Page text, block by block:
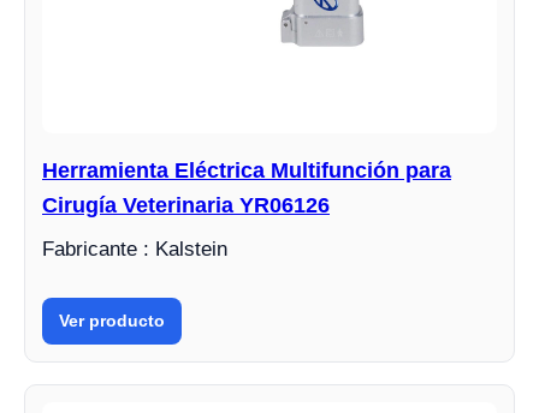
Herramienta Eléctrica Multifunción para
Cirugía Veterinaria YR06126
Fabricante : Kalstein
Ver producto